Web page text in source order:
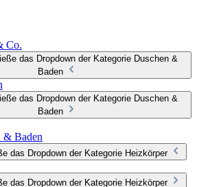
Co.
das Dropdown der Kategorie Duschen &
Baden
das Dropdown der Kategorie Duschen &
Baden
& Baden
das Dropdown der Kategorie Heizkörper
das Dropdown der Kategorie Heizkörper